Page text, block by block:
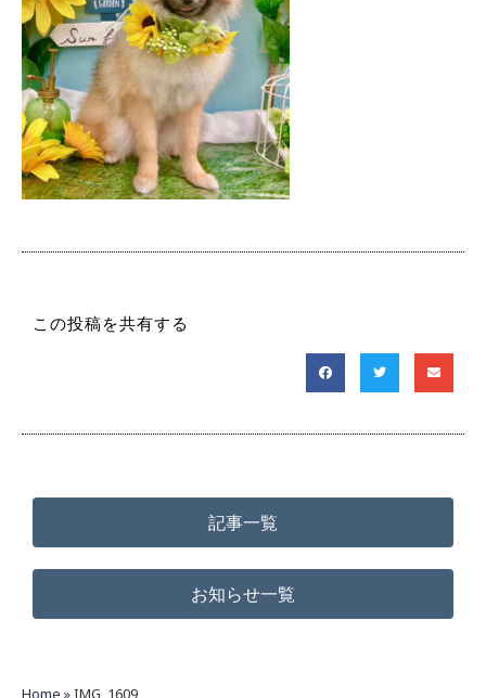
この投稿を共有する
記事一覧
お知らせ一覧
Home »IMG_1609